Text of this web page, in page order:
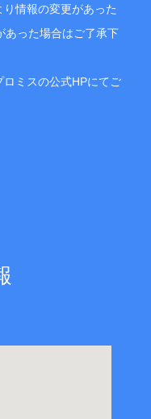
情報の変更があった
あった場合はご了承下
ミスの公式HPにてご